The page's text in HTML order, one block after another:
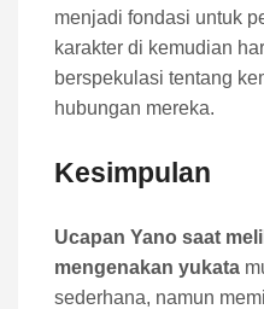
menjadi fondasi untuk
karakter di kemudian
berspekulasi tentang
hubungan mereka.
Kesimpulan
Ucapan Yano saat
mengenakan yukata
sederhana, namun